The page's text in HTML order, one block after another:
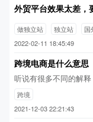
外贸平台效果太差，
做独立站 独立站
国
2022-02-11 18:45:49
跨境电商是什么意思
听说有很多不同的解
跨境
2021-12-03 22:21:43